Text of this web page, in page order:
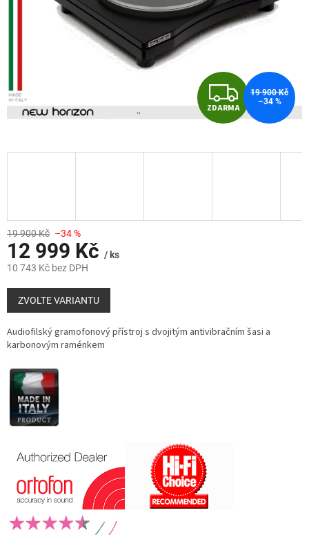
Z
D
A
ZDARMA
19 900 Kč
–34 %
19 900 Kč –34 %
12 999 Kč / ks
10 743 Kč bez DPH
Měrná
cena:
ZVOLTE VARIANTU
Audiofilský gramofonový přístroj s dvojitým antivibračním šasi a
karbonovým raménkem